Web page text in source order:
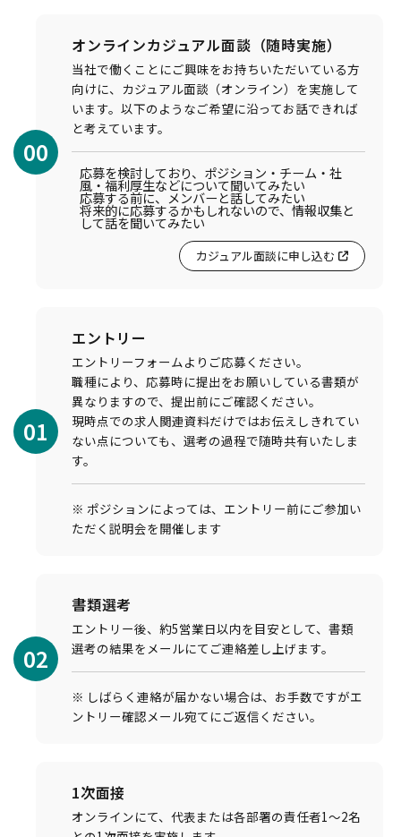
00
オンラインカジュアル面談（随時実施）
当社で働くことにご興味をお持ちいただいている方
向けに、カジュアル面談（オンライン）を実施して
います。以下のようなご希望に沿ってお話できれば
と考えています。
応募を検討しており、ポジション・チーム・社
風・福利厚生などについて聞いてみたい
応募する前に、メンバーと話してみたい
将来的に応募するかもしれないので、情報収集と
して話を聞いてみたい
カジュアル面談に申し込む
01
エントリー
エントリーフォームよりご応募ください。
職種により、応募時に提出をお願いしている書類が
異なりますので、提出前にご確認ください。
現時点での求人関連資料だけではお伝えしきれてい
ない点についても、選考の過程で随時共有いたしま
す。
※ ポジションによっては、エントリー前にご参加い
ただく説明会を開催します
02
書類選考
エントリー後、約5営業日以内を目安として、書類
選考の結果をメールにてご連絡差し上げます。
※ しばらく連絡が届かない場合は、お手数ですがエ
ントリー確認メール宛てにご返信ください。
1次面接
オンラインにて、代表または各部署の責任者1〜2名